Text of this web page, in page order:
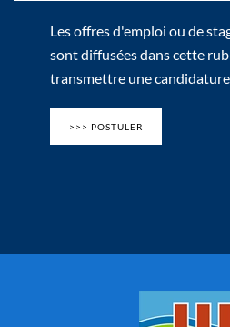
Les offres d'emploi ou de
sont diffusées dans cette
transmettre une
>>> POSTULER